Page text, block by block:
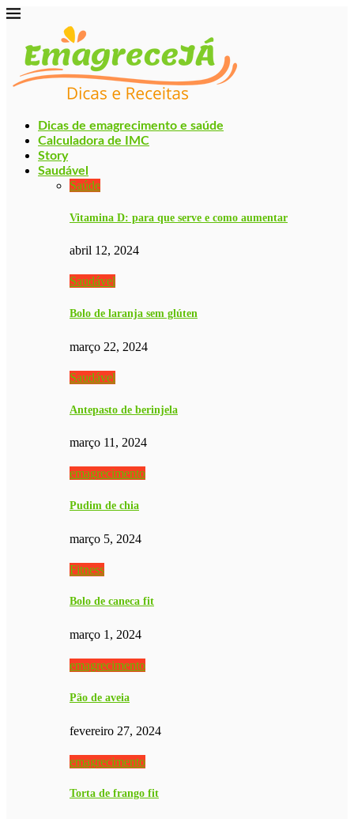
Dicas de emagrecimento e saúde
Calculadora de IMC
Story
Saudável
Saúde
Vitamina D: para que serve e como aumentar
abril 12, 2024
Saudável
Bolo de laranja sem glúten
março 22, 2024
Saudável
Antepasto de berinjela
março 11, 2024
emagrecimento
Pudim de chia
março 5, 2024
Fitness
Bolo de caneca fit
março 1, 2024
emagrecimento
Pão de aveia
fevereiro 27, 2024
emagrecimento
Torta de frango fit